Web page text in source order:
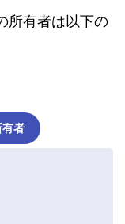
所有者は以下の
者